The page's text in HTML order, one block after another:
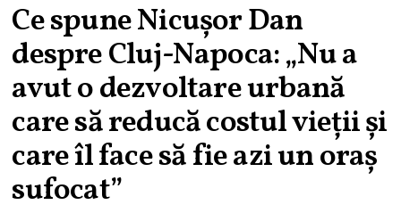
Ce spune Nicușor Dan
despre Cluj-Napoca: „Nu a
avut o dezvoltare urbană
care să reducă costul vieții și
care îl face să fie azi un oraș
sufocat”